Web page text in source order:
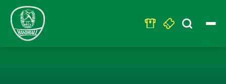
Search
for: